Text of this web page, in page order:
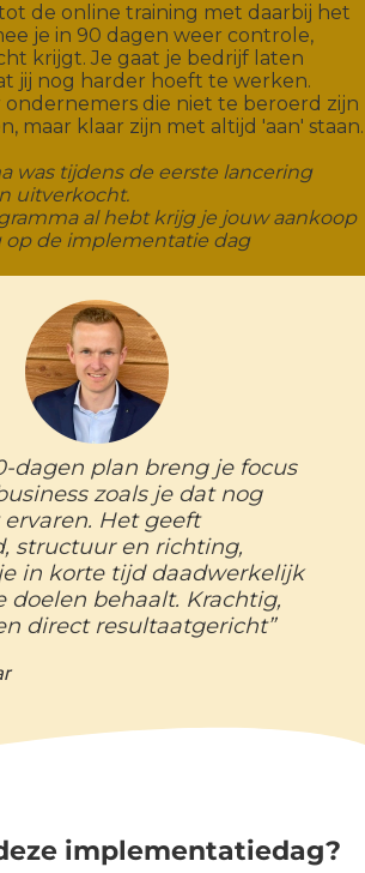
de online training met daarbij het
je in 90 dagen weer controle,
krijgt. Je gaat je bedrijf laten
jij nog harder hoeft te werken.
ondernemers die niet te beroerd zijn
maar klaar zijn met altijd 'aan' staan.
was tijdens de eerste lancering
uitverkocht.
al hebt krijg je jouw aankoop
op de implementatie dag
dagen plan breng je focus
zoals je dat nog
Het geeft
structuur en richting,
in korte tijd daadwerkelijk
doelen behaalt. Krachtig,
direct resultaatgericht”
implementatiedag?